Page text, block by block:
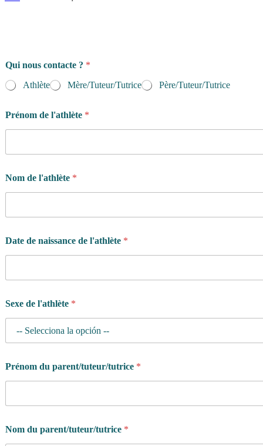
Qui nous contacte ? *
Athlète
Mère/Tuteur/Tutrice Père/Tuteur/Tutrice
Prénom de l'athlète *
Nom de l'athlète *
Date de naissance de l'athlète *
Sexe de l'athlète *
Prénom du parent/tuteur/tutrice *
Nom du parent/tuteur/tutrice *